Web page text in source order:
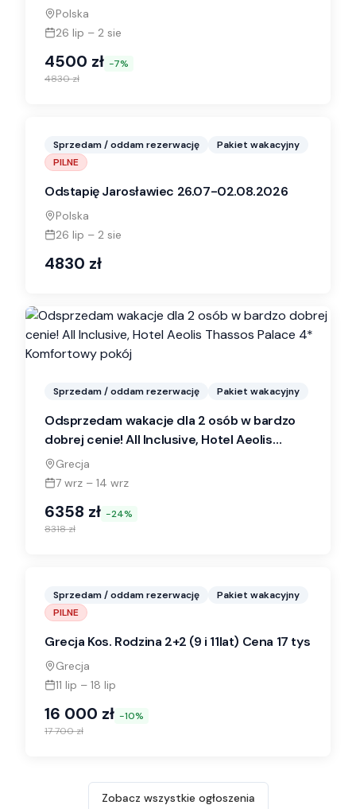
Polska
26 lip – 2 sie
4500 zł -7%
4830zł
Sprzedam / oddam rezerwację
Pakiet wakacyjny
PILNE
Odstapię Jarosławiec 26.07-02.08.2026
Polska
26 lip – 2 sie
4830 zł
Sprzedam / oddam rezerwację Pakiet wakacyjny
Odsprzedam wakacje dla 2 osób w bardzo
dobrej cenie! All Inclusive, Hotel Aeolis
Thassos Palace 4* Komfortowy pokój
Grecja
7 wrz – 14 wrz
6358 zł -24%
8318zł
Sprzedam / oddam rezerwację
Pakiet wakacyjny
PILNE
Grecja Kos. Rodzina 2+2 (9 i 11lat) Cena 17 tys
Grecja
11 lip – 18 lip
16 000 zł -10%
17 700zł
Zobacz wszystkie ogłoszenia